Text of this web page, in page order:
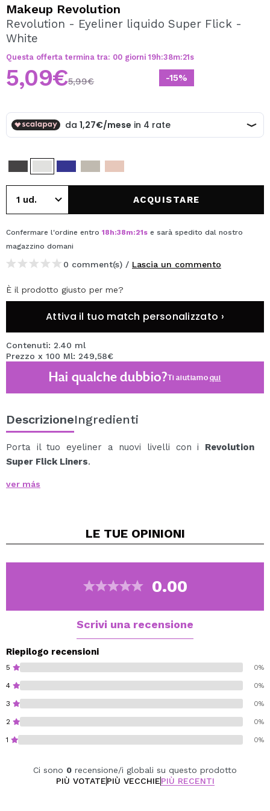
Creando un account su Maquibeauty.it potrai fare i tuoi
acquisti velocemente, controllare lo stato dei tuoi ordini e
Makeup Revolution
Revolution - Eyeliner liquido Super Flick -
White
Questa offerta termina tra: 00 giorni 19h:38m:21s
-15%
5,09€5,99€
ACQUISTARE
Confermare l'ordine entro 18h:38m:21s e sarà spedito dal nostro
magazzino domani
0 comment(s) / Lascia un commento
È il prodotto giusto per me?
Attiva il tuo match personalizzato ›
Contenuti: 2.40 ml
Prezzo x 100 Ml: 249,58€
Hai qualche dubbio?Ti aiutiamoqui
DescrizioneIngredienti
Porta il tuo eyeliner a nuovi livelli con i Revolution
Super Flick Liners.
eyeliner liquidi ridefiniscono la precisione grazie al loro
intenso che mette in risalto il tuo look.
poiché questi eyeliner sono il tuo biglietto per uno
Sperimenta il controllo assoluto sul tuo eyeliner con
ver más
LE TUE OPINIONI
0.00
Scrivi una recensione
Riepilogo recensioni
5 0%
4 0%
3 0%
2 0%
1 0%
Ci sono 0 recensione/i globali su questo prodotto
PIÙ VOTATEPIÙ VECCHIEPIÙ RECENTI